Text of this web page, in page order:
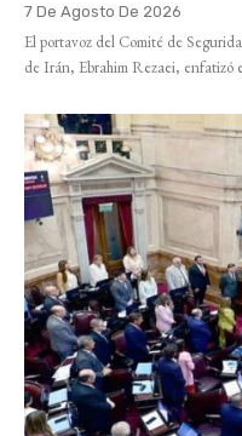
7 De Agosto De 2026
El portavoz del Comité de
de Irán, Ebrahim Rezaei, enfatizó